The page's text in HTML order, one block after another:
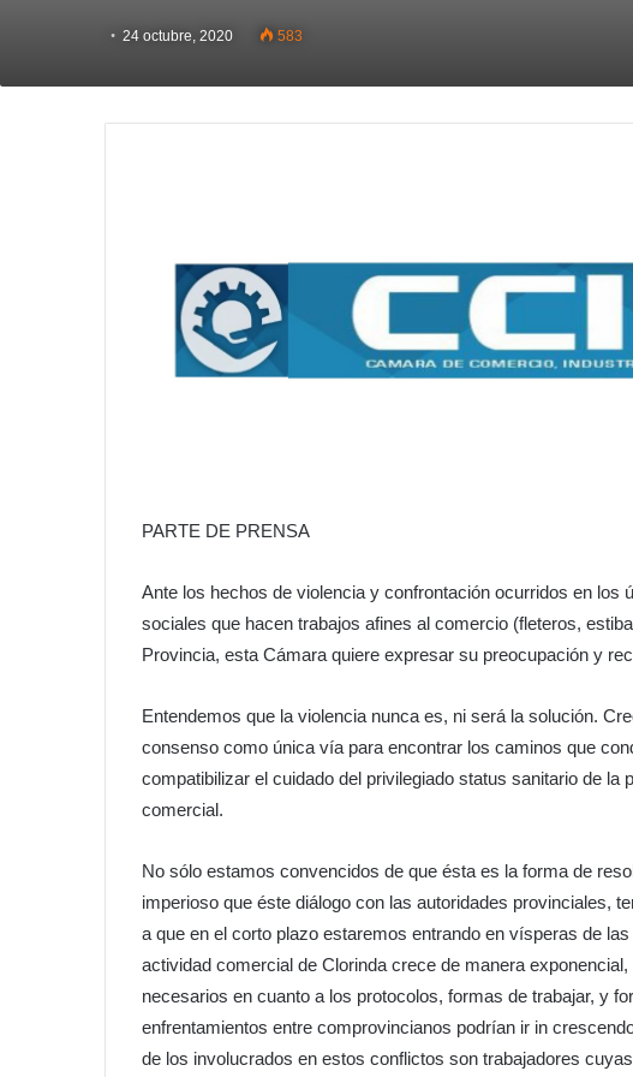
24 octubre, 2020 583
PARTE DE PRENSA
Ante los hechos de violencia y confrontación ocurridos en los
sociales que hacen trabajos afines al comercio (fleteros,
Provincia, esta Cámara quiere expresar su preocupación y
Entendemos que la violencia nunca es, ni será la solución.
consenso como única vía para encontrar los caminos que
compatibilizar el cuidado del privilegiado status sanitario de la
comercial.
No sólo estamos convencidos de que ésta es la forma de
imperioso que éste diálogo con las autoridades provinciales,
a que en el corto plazo estaremos entrando en vísperas de
actividad comercial de Clorinda crece de manera
necesarios en cuanto a los protocolos, formas de trabajar, y
enfrentamientos entre comprovincianos podrían ir in
de los involucrados en estos conflictos son trabajadores